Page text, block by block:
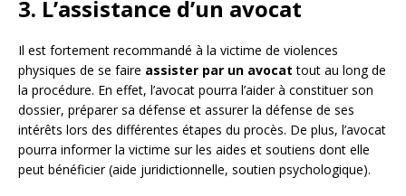
3. L’assistance d’un avocat
Il est fortement recommandé à la victime de violences
physiques de se faire assister par un avocat tout au long de
la procédure. En effet, l’avocat pourra l’aider à constituer son
dossier, préparer sa défense et assurer la défense de ses
intérêts lors des différentes étapes du procès. De plus, l’avocat
pourra informer la victime sur les aides et soutiens dont elle
peut bénéficier (aide juridictionnelle, soutien psychologique).